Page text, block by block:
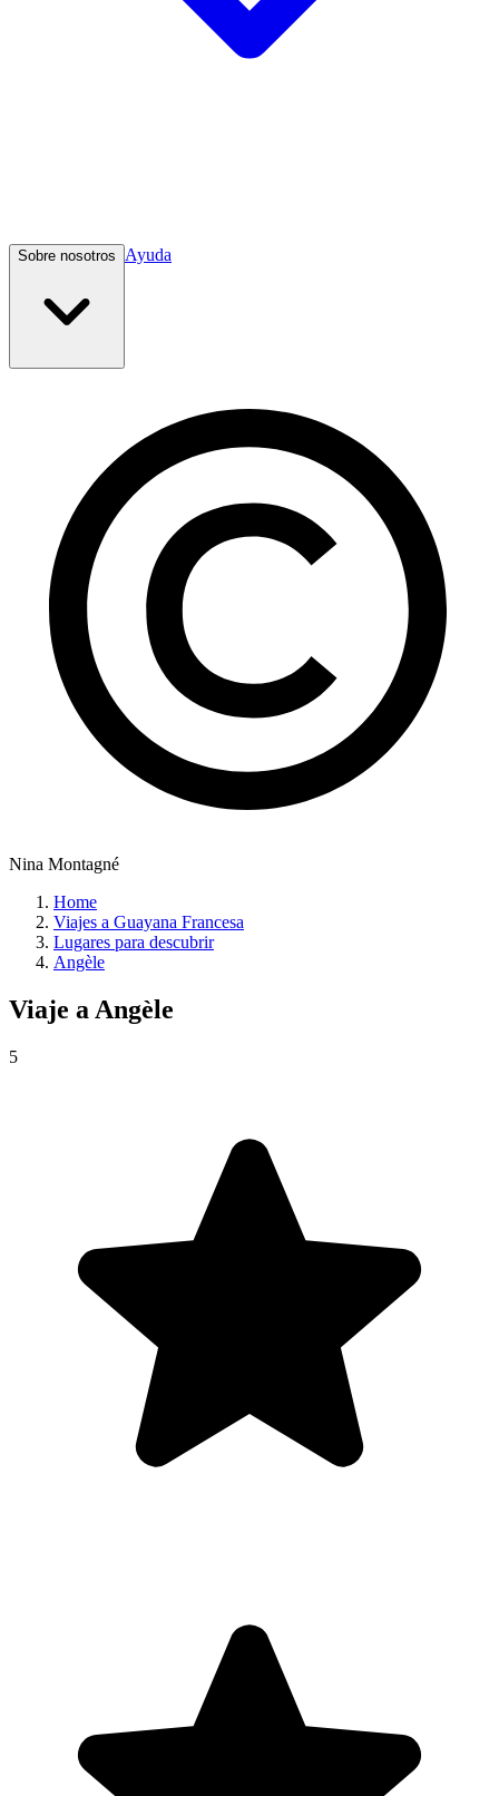
Sobre nosotros Ayuda
Nina Montagné
Home
Viajes a Guayana Francesa
Lugares para descubrir
Angèle
Viaje aAngèle
5